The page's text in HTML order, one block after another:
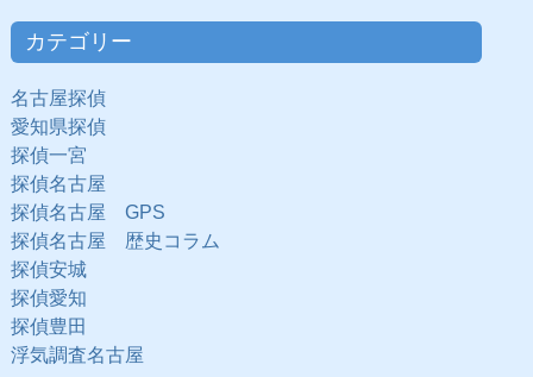
カテゴリー
名古屋探偵
愛知県探偵
探偵一宮
探偵名古屋
探偵名古屋 GPS
探偵名古屋 歴史コラム
探偵安城
探偵愛知
探偵豊田
浮気調査名古屋